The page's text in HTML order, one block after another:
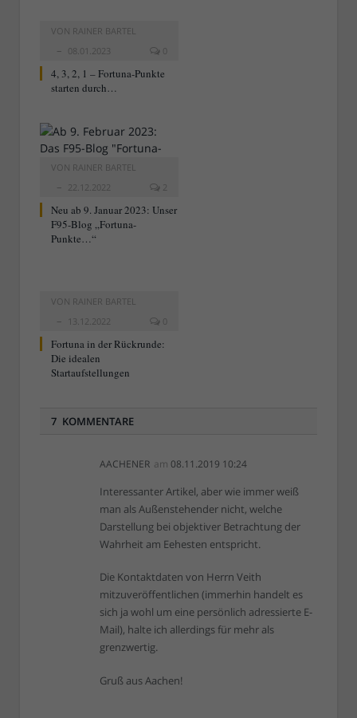
VON RAINER BARTEL
08.01.2023
0
4, 3, 2, 1 – Fortuna-Punkte
starten durch…
VON RAINER BARTEL
22.12.2022
2
Neu ab 9. Januar 2023: Unser
F95-Blog „Fortuna-
Punkte…“
VON RAINER BARTEL
13.12.2022
0
Fortuna in der Rückrunde:
Die idealen
Startaufstellungen
7 KOMMENTARE
AACHENER am 08.11.2019 10:24
Interessanter Artikel, aber wie immer weiß
man als Außenstehender nicht, welche
Darstellung bei objektiver Betrachtung der
Wahrheit am Eehesten entspricht.
Die Kontaktdaten von Herrn Veith
mitzuveröffentlichen (immerhin handelt es
sich ja wohl um eine persönlich adressierte E-
Mail), halte ich allerdings für mehr als
grenzwertig.
Gruß aus Aachen!